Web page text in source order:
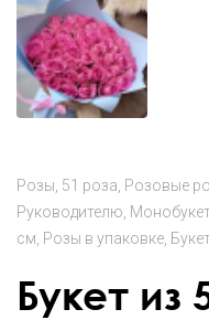
Розы 51 роза Розовые
Руководителю
см Розы в упаковке
Букет из